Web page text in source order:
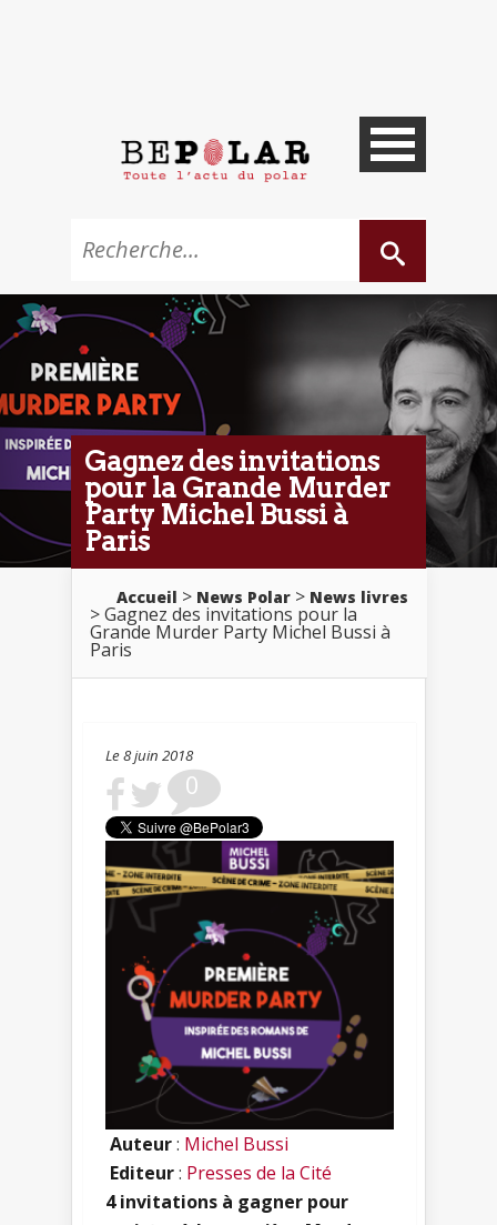
Gagnez des invitations
pour la Grande Murder
Party Michel Bussi à
Paris
Accueil > News Polar > News livres
> Gagnez des invitations pour la
Grande Murder Party Michel Bussi à
Paris
Le 8 juin 2018
0
Auteur: Michel Bussi
Editeur: Presses de la Cité
4 invitations à gagner pour